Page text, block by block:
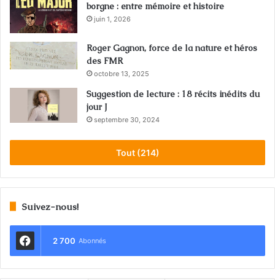
borgne : entre mémoire et histoire
juin 1, 2026
Roger Gagnon, force de la nature et héros
des FMR
octobre 13, 2025
Suggestion de lecture : 18 récits inédits du
jour J
septembre 30, 2024
Tout (214)
Suivez-nous!
2 700 Abonnés